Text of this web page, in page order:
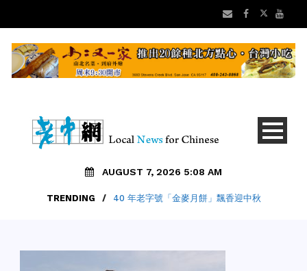
AUGUST 7, 2026 5:08 AM
TRENDING / 40 年老字號「金麥月餅」飄香迎中秋